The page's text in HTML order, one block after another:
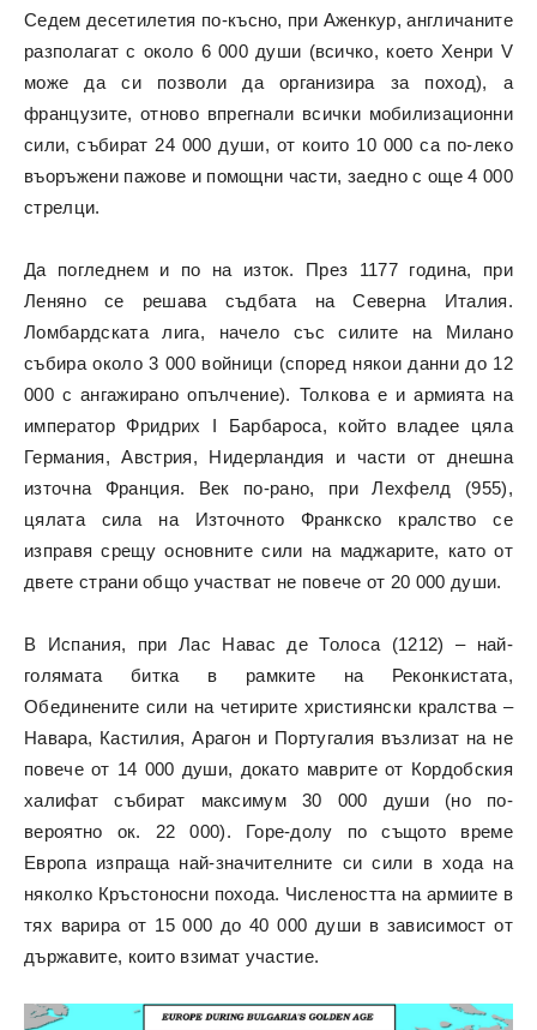
Седем десетилетия по-късно, при Аженкур, англичаните
разполагат с около 6 000 души (всичко, което Хенри V
може да си позволи да организира за поход), а
французите, отново впрегнали всички мобилизационни
сили, събират 24 000 души, от които 10 000 са по-леко
въоръжени пажове и помощни части, заедно с още 4 000
стрелци.
Да погледнем и по на изток. През 1177 година, при
Леняно се решава съдбата на Северна Италия.
Ломбардската лига, начело със силите на Милано
събира около 3 000 войници (според някои данни до 12
000 с ангажирано опълчение). Толкова е и армията на
император Фридрих I Барбароса, който владее цяла
Германия, Австрия, Нидерландия и части от днешна
източна Франция. Век по-рано, при Лехфелд (955),
цялата сила на Източното Франкско кралство се
изправя срещу основните сили на маджарите, като от
двете страни общо участват не повече от 20 000 души.
В Испания, при Лас Навас де Толоса (1212) – най-
голямата битка в рамките на Реконкистата,
Обединените сили на четирите християнски кралства –
Навара, Кастилия, Арагон и Португалия възлизат на не
повече от 14 000 души, докато маврите от Кордобския
халифат събират максимум 30 000 души (но по-
вероятно ок. 22 000). Горе-долу по същото време
Европа изпраща най-значителните си сили в хода на
няколко Кръстоносни похода. Числеността на армиите в
тях варира от 15 000 до 40 000 души в зависимост от
държавите, които взимат участие.